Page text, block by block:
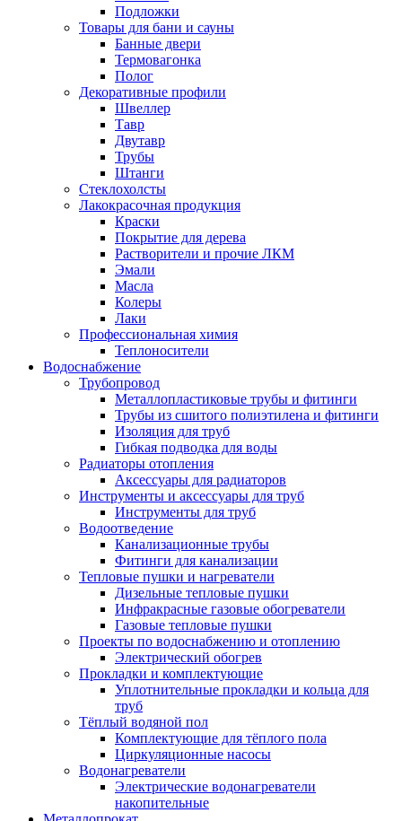
Подложки
Товары для бани и сауны
Банные двери
Термовагонка
Полог
Декоративные профили
Швеллер
Тавр
Двутавр
Трубы
Штанги
Стеклохолсты
Лакокрасочная продукция
Краски
Покрытие для дерева
Растворители и прочие ЛКМ
Эмали
Масла
Колеры
Лаки
Профессиональная химия
Теплоносители
Водоснабжение
Трубопровод
Металлопластиковые трубы и фитинги
Трубы из сшитого полиэтилена и фитинги
Изоляция для труб
Гибкая подводка для воды
Радиаторы отопления
Аксессуары для радиаторов
Инструменты и аксессуары для труб
Инструменты для труб
Водоотведение
Канализационные трубы
Фитинги для канализации
Тепловые пушки и нагреватели
Дизельные тепловые пушки
Инфракрасные газовые обогреватели
Газовые тепловые пушки
Проекты по водоснабжению и отоплению
Электрический обогрев
Прокладки и комплектующие
Уплотнительные прокладки и кольца для
труб
Тёплый водяной пол
Комплектующие для тёплого пола
Циркуляционные насосы
Водонагреватели
Электрические водонагреватели
накопительные